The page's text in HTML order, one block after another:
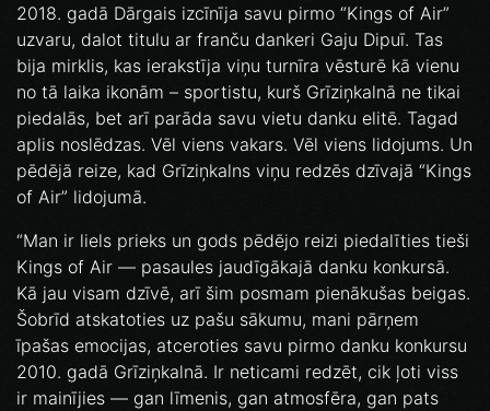
2018. gadā Dārgais izcīnīja savu pirmo “Kings of Air”
uzvaru, dalot titulu ar franču dankeri Gaju Dipuī. Tas
bija mirklis, kas ierakstīja viņu turnīra vēsturē kā vienu
no tā laika ikonām – sportistu, kurš Grīziņkalnā ne tikai
piedalās, bet arī parāda savu vietu danku elitē. Tagad
aplis noslēdzas. Vēl viens vakars. Vēl viens lidojums. Un
pēdējā reize, kad Grīziņkalns viņu redzēs dzīvajā “Kings
of Air” lidojumā.
“Man ir liels prieks un gods pēdējo reizi piedalīties tieši
Kings of Air — pasaules jaudīgākajā danku konkursā.
Kā jau visam dzīvē, arī šim posmam pienākušas beigas.
Šobrīd atskatoties uz pašu sākumu, mani pārņem
īpašas emocijas, atceroties savu pirmo danku konkursu
2010. gadā Grīziņkalnā. Ir neticami redzēt, cik ļoti viss
ir mainījies — gan līmenis, gan atmosfēra, gan pats